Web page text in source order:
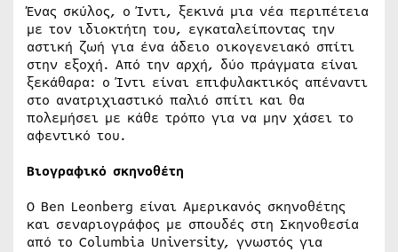
Ένας σκύλος, ο Ίντι, ξεκινά μια νέα περιπέτεια
με τον ιδιοκτήτη του, εγκαταλείποντας την
αστική ζωή για ένα άδειο οικογενειακό σπίτι
στην εξοχή. Από την αρχή, δύο πράγματα είναι
ξεκάθαρα: ο Ίντι είναι επιφυλακτικός απέναντι
στο ανατριχιαστικό παλιό σπίτι και θα
πολεμήσει με κάθε τρόπο για να μην χάσει το
αφεντικό του.
Βιογραφικό σκηνοθέτη
Ο Ben Leonberg είναι Αμερικανός σκηνοθέτης
και σεναριογράφος με σπουδές στη Σκηνοθεσία
από το Columbia University, γνωστός για